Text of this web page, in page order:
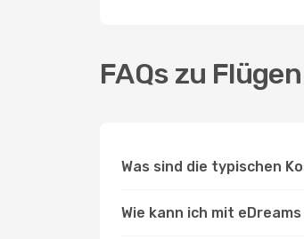
FAQs zu
Was sind die typischen
Wie kann ich mit